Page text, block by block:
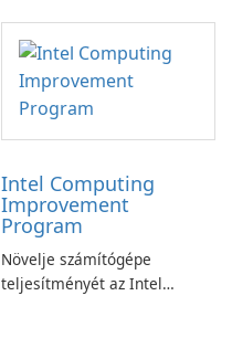
Intel Computing
Improvement
Program
Növelje számítógépe
teljesítményét az Intel